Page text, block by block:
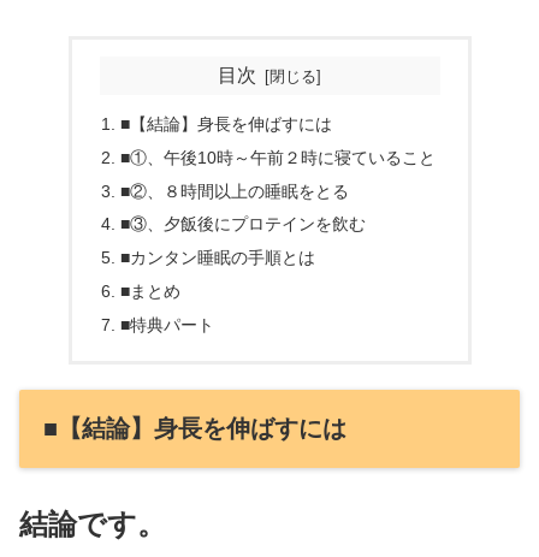
目次
■【結論】身長を伸ばすには
■①、午後10時～午前２時に寝ていること
■②、８時間以上の睡眠をとる
■③、夕飯後にプロテインを飲む
■カンタン睡眠の手順とは
■まとめ
■特典パート
■【結論】身長を伸ばすには
結論です。